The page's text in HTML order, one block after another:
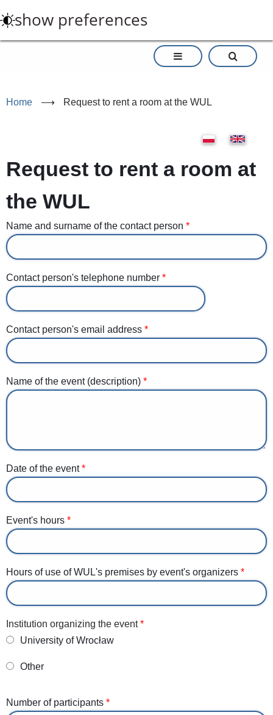
to
main
show preferences
Home ⟶ Request to rent a room at the WUL
Request to rent a room at
the WUL
Name and surname of the contact person
Contact person's telephone number
Contact person's email address
Name of the event (description)
Date of the event
Event's hours
Hours of use of WUL's premises by event's organizers
Institution organizing the event
University of Wrocław
Other
Number of participants